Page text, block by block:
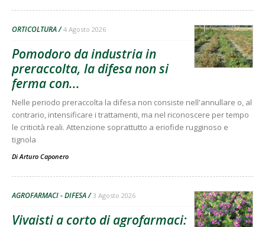
ORTICOLTURA 4 Agosto 2026
Pomodoro da industria in
preraccolta, la difesa non si
ferma con...
Nelle periodo preraccolta la difesa non consiste nell'annullare o, al
contrario, intensificare i trattamenti, ma nel riconoscere per tempo
le criticità reali. Attenzione soprattutto a eriofide rugginoso e
tignola
Di Arturo Caponero
AGROFARMACI - DIFESA 3 Agosto 2026
Vivaisti a corto di agrofarmaci: